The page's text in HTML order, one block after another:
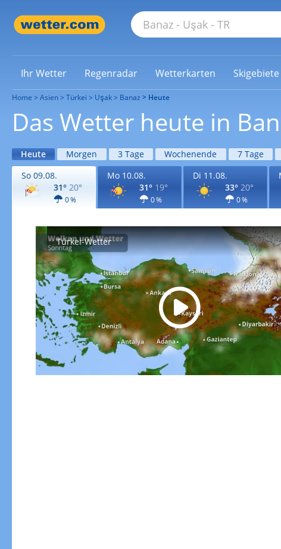
Ihr Wetter Regenradar Wetterkarten Skigebiete
Home Asien Türkei Uşak Banaz Heute
Das Wetter heute in
Heute Morgen 3 Tage Wochenende 7 Tage
So 09.08.
31° 20°
0 %
Mo 10.08.
31° 19°
0 %
Di 11.08.
33° 20°
0 %
Türkei-Wetter